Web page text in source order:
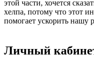
этой части, хочется
хелпа, потому что этот
помогает ускорить нашу
Личный